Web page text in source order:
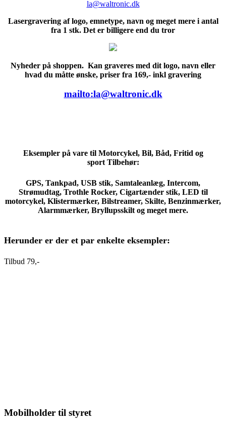
la@waltronic.dk
Lasergravering af logo, emnetype, navn og meget mere i antal
fra 1 stk. Det er billigere end du tror
Nyheder på shoppen. Kan graveres med dit logo, navn eller
hvad du måtte ønske, priser fra 169,- inkl gravering
mailto:la@waltronic.dk
Eksempler på vare til Motorcykel, Bil, Båd, Fritid og
sport Tilbehør:
GPS, Tankpad, USB stik, Samtaleanlæg, Intercom,
Strømudtag, Trothle Rocker, Cigartænder stik, LED til
motorcykel, Klistermærker, Bilstreamer, Skilte, Benzinmærker,
Alarmmærker, Bryllupsskilt og meget mere.
Herunder er der et par enkelte eksempler:
Tilbud 79,-
Mobilholder til styret